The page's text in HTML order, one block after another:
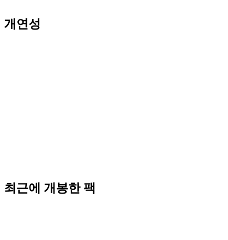
개연성
최근에 개봉한 팩